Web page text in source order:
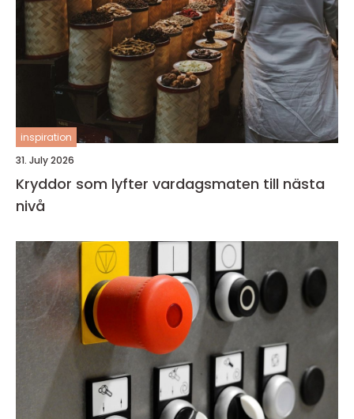
inspiration
31. July 2026
Kryddor som lyfter vardagsmaten till nästa
nivå